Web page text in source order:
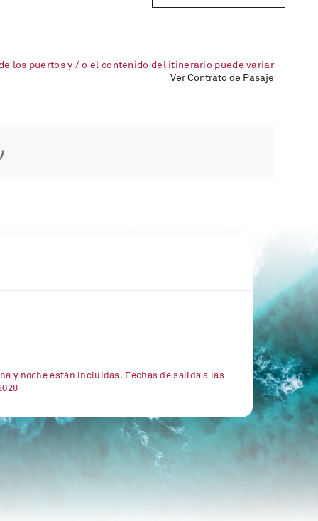
los puertos y / o el contenido del itinerario puede variar
Ver Contrato de Pasaje
y noche están incluidas. Fechas de salida a las